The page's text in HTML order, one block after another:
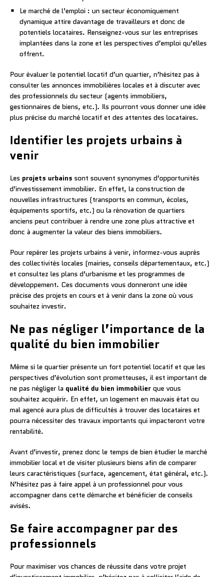
Le marché de l’emploi : un secteur économiquement
dynamique attire davantage de travailleurs et donc de
potentiels locataires. Renseignez-vous sur les entreprises
implantées dans la zone et les perspectives d’emploi qu’elles
offrent.
Pour évaluer le potentiel locatif d’un quartier, n’hésitez pas à
consulter les annonces immobilières locales et à discuter avec
des professionnels du secteur (agents immobiliers,
gestionnaires de biens, etc.). Ils pourront vous donner une idée
plus précise du marché locatif et des attentes des locataires.
Identifier les projets urbains à
venir
Les projets urbains sont souvent synonymes d’opportunités
d’investissement immobilier. En effet, la construction de
nouvelles infrastructures (transports en commun, écoles,
équipements sportifs, etc.) ou la rénovation de quartiers
anciens peut contribuer à rendre une zone plus attractive et
donc à augmenter la valeur des biens immobiliers.
Pour repérer les projets urbains à venir, informez-vous auprès
des collectivités locales (mairies, conseils départementaux, etc.)
et consultez les plans d’urbanisme et les programmes de
développement. Ces documents vous donneront une idée
précise des projets en cours et à venir dans la zone où vous
souhaitez investir.
Ne pas négliger l’importance de la
qualité du bien immobilier
Même si le quartier présente un fort potentiel locatif et que les
perspectives d’évolution sont prometteuses, il est important de
ne pas négliger la qualité du bien immobilier que vous
souhaitez acquérir. En effet, un logement en mauvais état ou
mal agencé aura plus de difficultés à trouver des locataires et
pourra nécessiter des travaux importants qui impacteront votre
rentabilité.
Avant d’investir, prenez donc le temps de bien étudier le marché
immobilier local et de visiter plusieurs biens afin de comparer
leurs caractéristiques (surface, agencement, état général, etc.).
N’hésitez pas à faire appel à un professionnel pour vous
accompagner dans cette démarche et bénéficier de conseils
avisés.
Se faire accompagner par des
professionnels
Pour maximiser vos chances de réussite dans votre projet